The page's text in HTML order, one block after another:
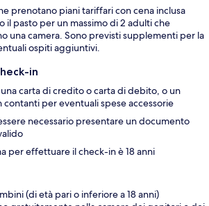
prenotano piani tariffari con cena inclusa
il pasto per un massimo di 2 adulti che
una camera. Sono previsti supplementi per la
ospiti aggiuntivi.
in
carta di credito o carta di debito, o un
contanti per eventuali spese accessorie
necessario presentare un documento
per effettuare il check-in è 18 anni
(di età pari o inferiore a 18 anni)